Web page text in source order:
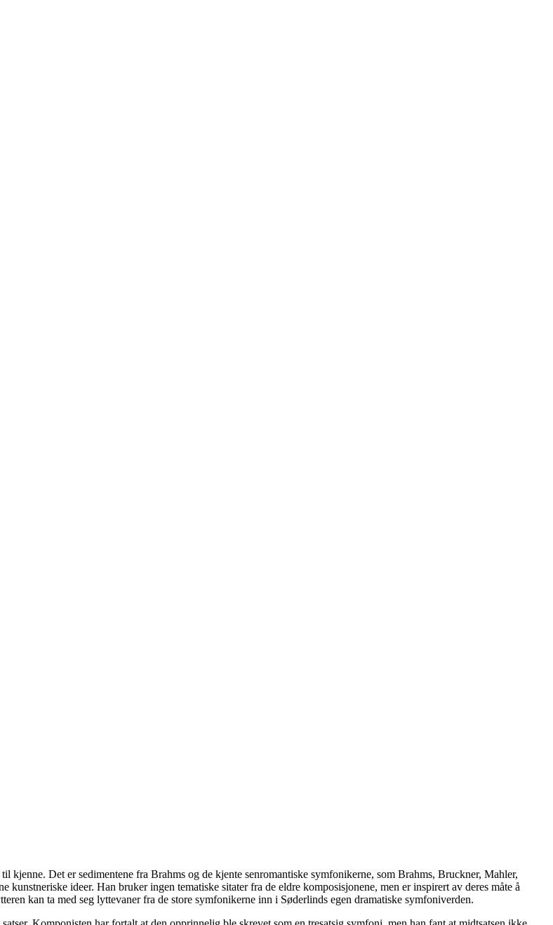
Det er sedimentene fra Brahms og de kjente senromantiske symfonikerne, som Brahms, Bruckner, Mahler,
ideer. Han bruker ingen tematiske sitater fra de eldre komposisjonene, men er inspirert av deres måte å
kan ta med seg lyttevaner fra de store symfonikerne inn i Søderlinds egen dramatiske symfoniverden.